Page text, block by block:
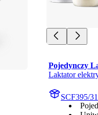
Pojedynczy
Laktator
SCF395/31